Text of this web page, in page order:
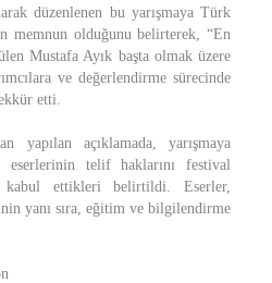
düzenlenen bu yarışmaya Türk
memnun olduğunu belirterek, “En
Mustafa Ayık başta olmak üzere
ve değerlendirme sürecinde
etti.
yapılan açıklamada, yarışmaya
eserlerinin telif haklarını festival
kabul ettikleri belirtildi. Eserler,
yanı sıra, eğitim ve bilgilendirme